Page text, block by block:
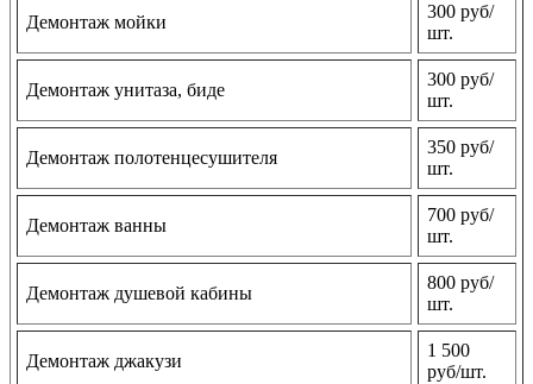
Демонтаж мойки
300 руб/
шт.
Демонтаж унитаза, биде
300 руб/
шт.
Демонтаж полотенцесушителя
350 руб/
шт.
Демонтаж ванны
700 руб/
шт.
Демонтаж душевой кабины
800 руб/
шт.
Демонтаж джакузи
1 500
руб/шт.